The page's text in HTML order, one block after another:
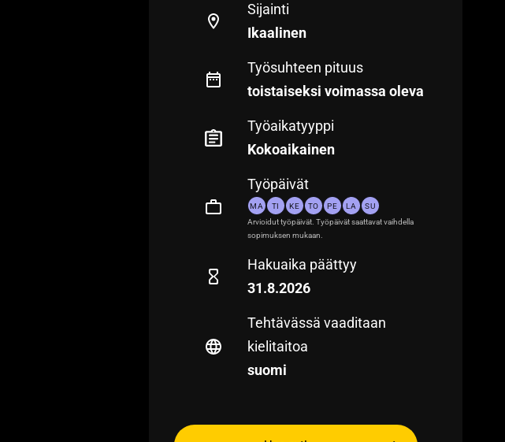
Sijainti
Ikaalinen
Työsuhteen pituus
toistaiseksi voimassa oleva
Työaikatyyppi
Kokoaikainen
Työpäivät
MA TI KE TO PE LA
SU
Arvioidut työpäivät. Työpäivät saattavat vaihdella
sopimuksen mukaan.
Hakuaika päättyy
31.8.2026
Tehtävässä vaaditaan
kielitaitoa
suomi